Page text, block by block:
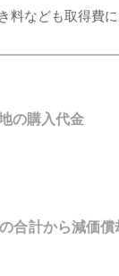
料なども取得費に
の購入代金
合計から減価